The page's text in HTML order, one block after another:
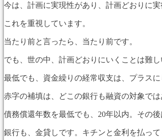
今は、計画に実現性があり、計画どおりに
これを重視しています。
当たり前と言ったら、当たり前です。
でも、世の中、計画どおりにいくことは難し
最低でも、資金繰りの経常収支は、プラス
赤字の補填は、どこの銀行も融資の対象で
債務償還年数を最低でも、20年以内。その
銀行も、金貸しです。キチンと金利を払っ